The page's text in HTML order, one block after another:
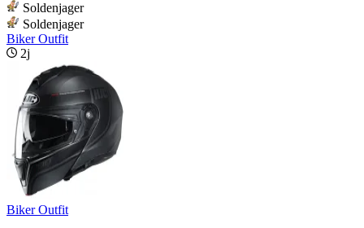
Soldenjager
Soldenjager
Biker Outfit
2j
Biker Outfit